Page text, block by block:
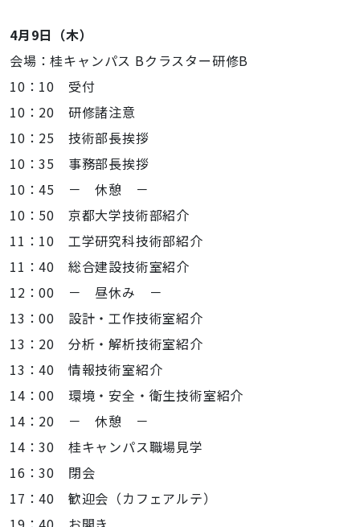
4月9日（木）
会場：桂キャンパス Bクラスター研修B
10：10 受付
10：20 研修諸注意
10：25 技術部長挨拶
10：35 事務部長挨拶
10：45 － 休憩 －
10：50 京都大学技術部紹介
11：10 工学研究科技術部紹介
11：40 総合建設技術室紹介
12：00 － 昼休み －
13：00 設計・工作技術室紹介
13：20 分析・解析技術室紹介
13：40 情報技術室紹介
14：00 環境・安全・衛生技術室紹介
14：20 － 休憩 －
14：30 桂キャンパス職場見学
16：30 閉会
17：40 歓迎会（カフェアルテ）